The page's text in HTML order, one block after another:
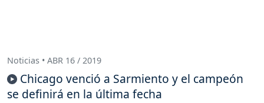
Noticias • ABR 16 / 2019
Chicago venció a Sarmiento y el campeón
se definirá en la última fecha